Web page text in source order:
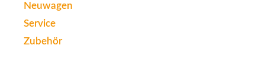
Neuwagen
Service
Zubehör